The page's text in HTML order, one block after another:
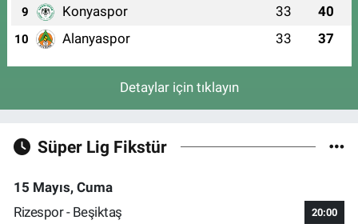
9 Konyaspor 33 40
10 Alanyaspor 33 37
Detaylar için tıklayın
Süper Lig Fikstür
15 Mayıs, Cuma
Rizespor - Beşiktaş
20:00